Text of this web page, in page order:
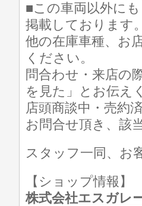
■この車両以外に
掲載しております。
他の在庫車種、お
ください。
問合わせ・来店の
を見た」とお伝え
店頭商談中・売約
お問合せ頂き、該
スタッフ一同、お
【ショップ情報】
株式会社エスガレ